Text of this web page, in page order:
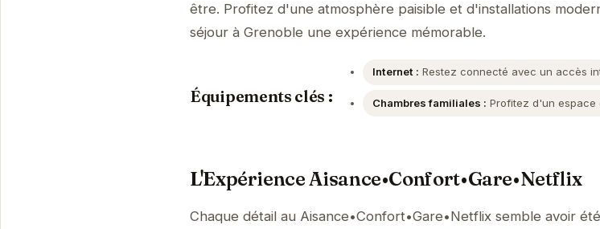
être. Profitez d'une atmosphère paisible et d'installations
séjour à Grenoble une expérience mémorable.
Équipements clés :
Internet : Restez connecté avec un accès
Chambres familiales : Profitez d'un espace
L'Expérience Aisance•Confort•Gare•Netflix
Chaque détail au Aisance•Confort•Gare•Netflix semble avoir